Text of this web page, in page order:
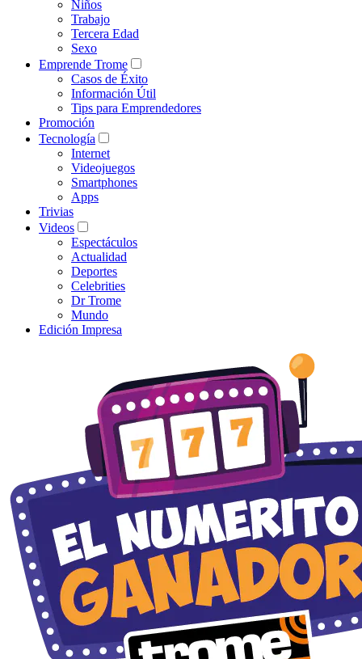
Niños
Trabajo
Tercera Edad
Sexo
Emprende Trome
Casos de Éxito
Información Útil
Tips para Emprendedores
Promoción
Tecnología
Internet
Videojuegos
Smartphones
Apps
Trivias
Videos
Espectáculos
Actualidad
Deportes
Celebrities
Dr Trome
Mundo
Edición Impresa